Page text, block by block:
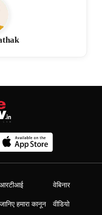
आरटीआई
जानिए हमारा कानून
वेबिनार
वीडियो